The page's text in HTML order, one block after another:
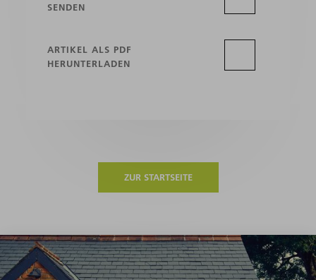
SENDEN
ARTIKEL ALS PDF
HERUNTERLADEN
ZUR STARTSEITE